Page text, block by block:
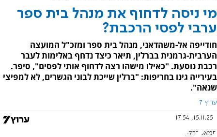
מי ניסה לדחוף את מנהל בית ספר
ערבי לפסי הרכבת?
חודייפה אל-משהדאני, מנהל בית ספר ומזכ"ל המועצה
הערבית-גרמנית בברלין, תיאר כיצד נדחף באלימות לעבר
רכבת נוסעת. "כאילו מישהו רצה לדחוף אותי לפסים", סיפר.
בעירייה גינו בחריפות: "ברלין שייכת לבוני הגשרים, לא למפיצי
שנאה".
ערוץ 7
15.11.25, 17:54
חמאס ברלין